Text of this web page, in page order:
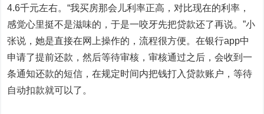
4.6千元左右。“我买房那会儿利率正高，对比现在的利率，
感觉心里挺不是滋味的，于是一咬牙先把贷款还了再说。”小
张说，她是直接在网上操作的，流程很方便。在银行app中
申请了提前还款，然后等待审核，审核通过之后，会收到一
条通知还款的短信，在规定时间内把钱打入贷款账户，等待
自动扣款就可以了。